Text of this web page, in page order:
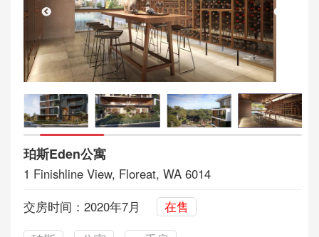
珀斯Eden公寓
1 Finishline View, Floreat, WA 6014
交房时间：2020年7月
在售